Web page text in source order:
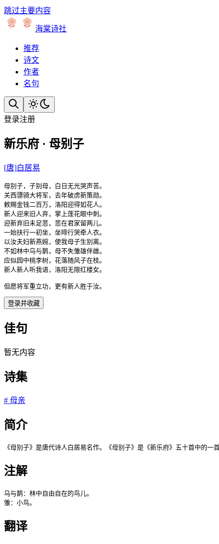
跳过主要内容
海棠诗社
推荐
诗文
作者
名句
登录注册
新乐府 · 母别子
[唐]白居易
母别子，子别母，白日无光哭声苦。
关西骠骑大将军，去年破虏新策勋。
敕赐金钱二百万，洛阳迎得如花人。
新人迎来旧人弃，掌上莲花眼中刺。
迎新弃旧未足悲，悲在君家留两儿。
一始扶行一初坐，坐啼行哭牵人衣。
以汝夫妇新燕婉，使我母子生别离。
不如林中乌与鹊，母不失雏雄伴雌。
应似园中桃李树，花落随风子在枝。
新人新人听我语，洛阳无限红楼女。
但愿将军重立功，更有新人胜于汝。
登录并收藏
佳句
暂无内容
诗集
# 母亲
简介
《母别子》是唐代诗人白居易名作。《母别子》是《新乐府》五十首中的
注解
乌与鹊：林中自由自在的鸟儿。
雏：小鸟。
翻译